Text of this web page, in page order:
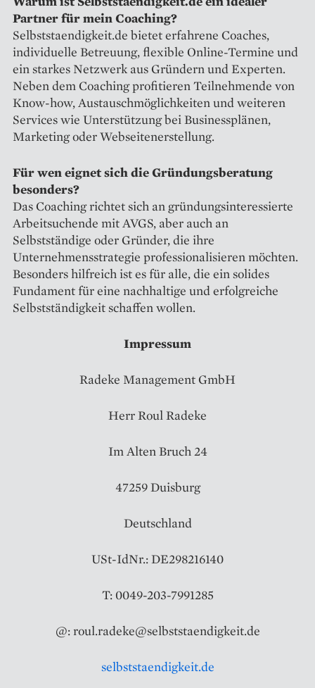
Partner für mein Coaching?
Selbststaendigkeit.de bietet erfahrene Coaches,
individuelle Betreuung, flexible Online-Termine und
ein starkes Netzwerk aus Gründern und Experten.
Neben dem Coaching profitieren Teilnehmende von
Know-how, Austauschmöglichkeiten und weiteren
Services wie Unterstützung bei Businessplänen,
Marketing oder Webseitenerstellung.
Für wen eignet sich die Gründungsberatung
besonders?
Das Coaching richtet sich an gründungsinteressierte
Arbeitsuchende mit AVGS, aber auch an
Selbstständige oder Gründer, die ihre
Unternehmensstrategie professionalisieren möchten.
Besonders hilfreich ist es für alle, die ein solides
Fundament für eine nachhaltige und erfolgreiche
Selbstständigkeit schaffen wollen.
Impressum
Radeke Management GmbH
Herr Roul Radeke
Im Alten Bruch 24
47259 Duisburg
Deutschland
USt-IdNr.: DE298216140
T: 0049-203-7991285
@: roul.radeke@selbststaendigkeit.de
selbststaendigkeit.de